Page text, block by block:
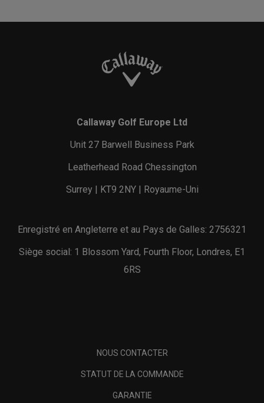
Callaway Golf Europe Ltd
Unit 27 Barwell Business Park
Leatherhead Road Chessington
Surrey | KT9 2NY | Royaume-Uni
Enregistré en Angleterre et au Pays de Galles: 2756321
Siège social: 1 Blossom Yard, Fourth Floor, Londres, E1
6RS
NOUS CONTACTER
STATUT DE LA COMMANDE
GARANTIE